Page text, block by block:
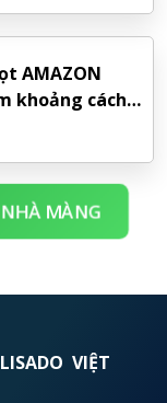
AMAZON
khoảng cách
MÀNG
VIỆT